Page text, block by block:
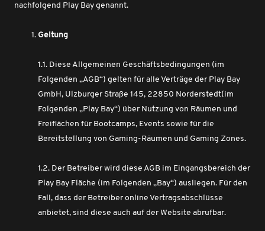
nachfolgend Play Bay genannt.
Geltung
1.1. Diese Allgemeinen Geschäftsbedingungen (im
Folgenden „AGB“) gelten für alle Verträge der Play Bay
GmbH, Ulzburger Straße 145, 22850 Norderstedt(im
Folgenden „Play Bay“) über Nutzung von Räumen und
Freiflächen für Bootcamps, Events sowie für die
Bereitstellung von Gaming-Räumen und Gaming Zones.
1.2. Der Betreiber wird diese AGB im Eingangsbereich der
Play Bay Fläche (im Folgenden „Bay“) ausliegen. Für den
Fall, dass der Betreiber online Vertragsabschlüsse
anbietet, sind diese auch auf der Website abrufbar.